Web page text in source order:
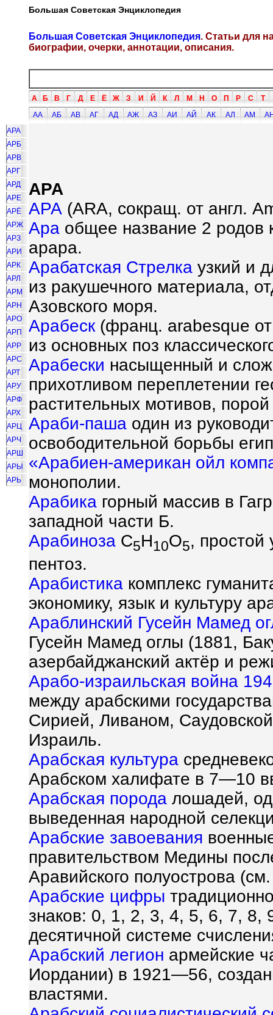
Большая Советская Энциклопедия
Большая Советская Энциклопедия. Статьи для
биографии, очерки, аннотации, описания.
А Б В Г Д Е Ё Ж З И Й К Л М Н О П Р С Т
АА
АБ АВ АГ АД АЖ АЗ АИ АЙ АК АЛ АМ
АРА
АРБ
АРВ
АРГ
АРД
АРЕ
АРЁ
АРЖ
АРЗ
АРИ
АРК
АРЛ
АРМ
АРН
АРО
АРП
АРР
АРС
АРТ
АРУ
АРФ
АРХ
АРЦ
АРЧ
АРШ
АРЫ
АРЬ
АРА
АРА (ARA, сокращ. от англ.
Ара общее название 2 родов
арара.
Арабатская Стрелка узкий и
из ракушечного материала,
Азовского моря.
Арабеск (франц. arabesque
из основных поз
Арабески насыщенный и
прихотливом переплетении
растительных мотивов,
Араби-паша один из
освободительной борьбы
«Арабиен-американ ойл
монополии.
Арабика горный массив в
западной части Б.
Арабиноза C5H10O5, простой
пентоз.
Арабистика комплекс
экономику, язык и культуру
Араблинский Гусейн Мамед
Гусейн Мамед оглы (1881,
азербайджанский актёр и
Арабо-израильская война
между арабскими
Сирией, Ливаном,
Израиль.
Арабская культура
Арабском халифате в 7—10
Арабская порода лошадей,
выведенная народной
Арабские завоевания
правительством Медины
Аравийского полуострова (см.
Арабские цифры
знаков: 0, 1, 2, 3, 4, 5, 6, 7,
десятичной системе
Арабский легион армейские
Иордании) в 1921—56,
властями.